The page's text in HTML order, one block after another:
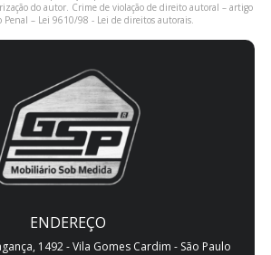
do autor. Crime de violação de direito autoral – artigo
Penal – Lei 9610/98 - Lei de direitos autorais.
ENDEREÇO
1492 - Vila Gomes Cardim - São Paulo